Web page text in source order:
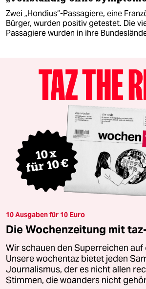
Zwei „Hondius“-Passagiere, eine
Bürger, wurden positiv getestet. Die
Passagiere wurden in ihre
10 Ausgaben für 10 Euro
Die Wochenzeitung mit
Wir schauen den Superreichen auf
Unsere wochentaz bietet jeden
Journalismus, der es nicht allen
Stimmen, die woanders nicht